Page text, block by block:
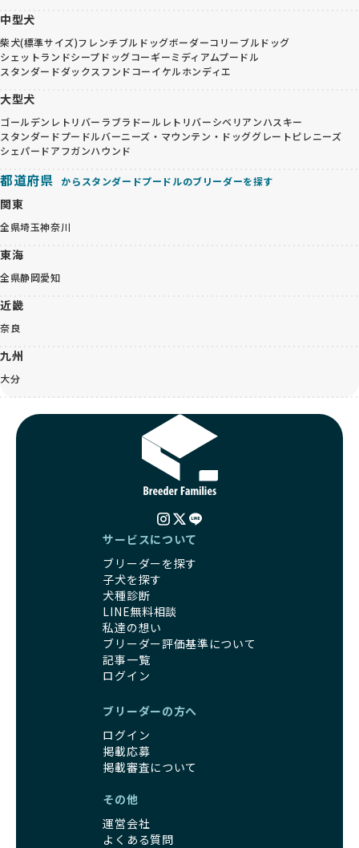
中型犬
柴犬(標準サイズ)フレンチブルドッグボーダーコリーブルドッグ
シェットランドシープドッグコーギーミディアムプードル
スタンダードダックスフンドコーイケルホンディエ
大型犬
ゴールデンレトリバー ラブラドールレトリバーシベリアンハスキー
スタンダードプードルバーニーズ・マウンテン・ドッググレートピレニーズ
シェパードアフガンハウンド
都道府県 からスタンダードプードルのブリーダーを探す
関東
全県埼玉神奈川
東海
全県静岡愛知
近畿
奈良
九州
大分
サービスについて
ブリーダーを探す
子犬を探す
犬種診断
LINE無料相談
私達の想い
ブリーダー評価基準について
記事一覧
ログイン
ブリーダーの方へ
ログイン
掲載応募
掲載審査について
その他
運営会社
よくある質問